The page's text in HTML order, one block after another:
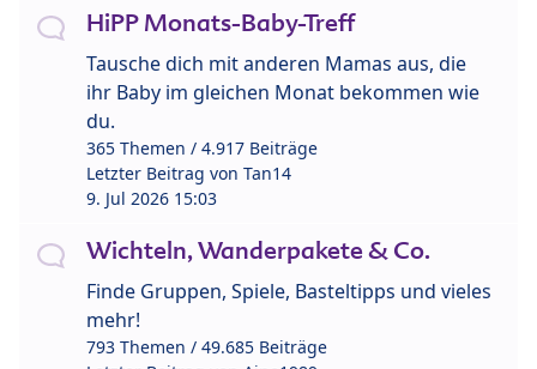
HiPP Monats-Baby-Treff
Tausche dich mit anderen Mamas aus, die
ihr Baby im gleichen Monat bekommen wie
du.
365 Themen / 4.917 Beiträge
Letzter Beitrag von Tan14
9. Jul 2026 15:03
Wichteln, Wanderpakete & Co.
Finde Gruppen, Spiele, Basteltipps und vieles
mehr!
793 Themen / 49.685 Beiträge